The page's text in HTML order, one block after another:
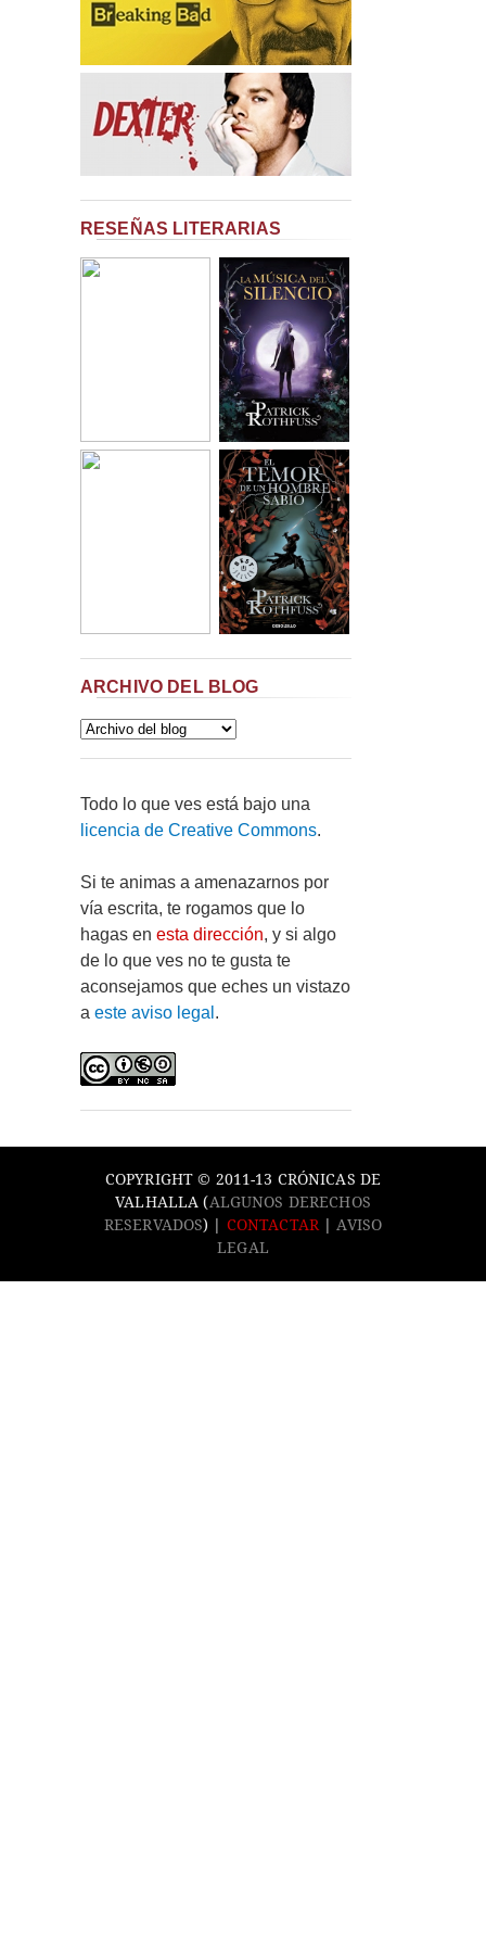
RESEÑAS LITERARIAS
ARCHIVO DEL BLOG
Todo lo que ves está bajo una
licencia de Creative Commons.
Si te animas a amenazarnos por
vía escrita, te rogamos que lo
hagas en esta dirección, y si algo
de lo que ves no te gusta te
aconsejamos que eches un vistazo
a este aviso legal .
COPYRIGHT © 2011-13 CRÓNICAS DE
VALHALLA (ALGUNOS DERECHOS
RESERVADOS) | CONTACTAR|AVISO
LEGAL